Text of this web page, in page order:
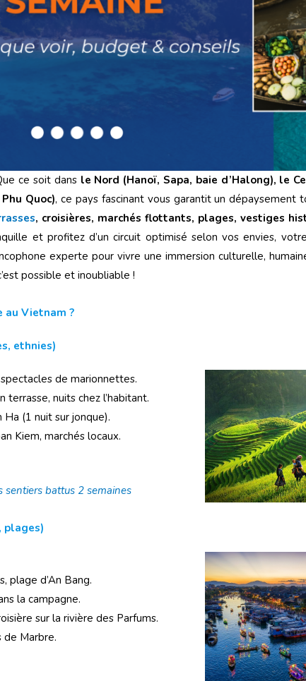
ce soit dans le Nord (Hanoï, Sapa, baie d’Halong), le
Quoc), ce pays fascinant vous garantit un dépaysement
, croisières, marchés flottants, plages, vestiges
et profitez d’un circuit optimisé selon vos envies,
experte pour vivre une immersion culturelle,
possible et inoubliable !
au Vietnam ?
ethnies)
de marionnettes.
terrasse, nuits chez l’habitant.
Ha (1 nuit sur jonque).
Kiem, marchés locaux.
sentiers battus 2 semaines
plages)
plage d’An Bang.
la campagne.
sur la rivière des Parfums.
de Marbre.